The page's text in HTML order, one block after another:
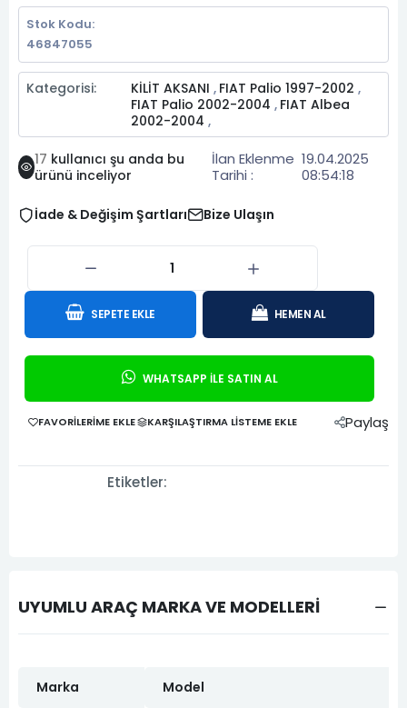
Stok Kodu:
46847055
Kategorisi: KİLİT AKSANI , FIAT Palio 1997-2002 ,
FIAT Palio 2002-2004 , FIAT Albea
2002-2004 ,
17 kullanıcı şu anda bu
ürünü inceliyor
İlan Eklenme
Tarihi :
19.04.2025
08:54:18
İade & Değişim Şartları Bize Ulaşın
SEPETE EKLE HEMEN AL
WHATSAPP İLE SATIN AL
FAVORILERIME EKLE KARŞILAŞTIRMA LISTEME EKLE Paylaş
Etiketler:
UYUMLU ARAÇ MARKA VE MODELLERİ
Marka Model